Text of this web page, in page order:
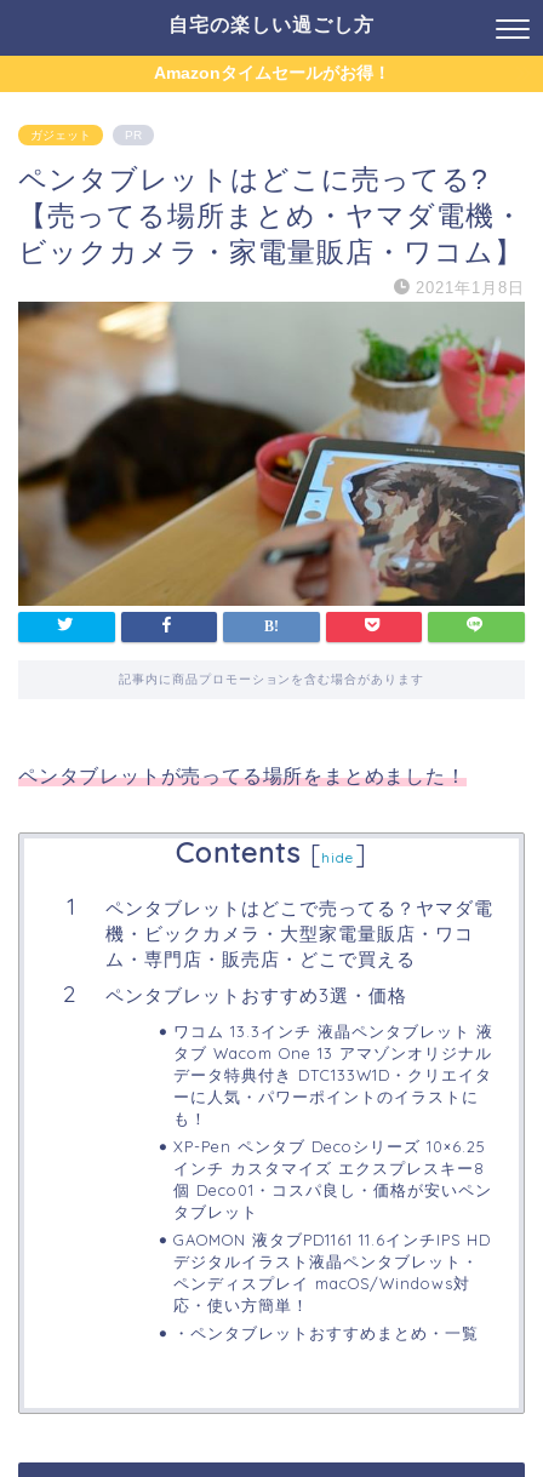
自宅の楽しい過ごし方
Amazonタイムセールがお得！
ガジェット PR
ペンタブレットはどこに売ってる?
【売ってる場所まとめ・ヤマダ電機・
ビックカメラ・家電量販店・ワコム】
2021年1月8日
記事内に商品プロモーションを含む場合があります
ペンタブレットが売ってる場所をまとめました！
Contents [hide ]
ペンタブレットはどこで売ってる？ヤマダ電
機・ビックカメラ・大型家電量販店・ワコ
ム・専門店・販売店・どこで買える
ペンタブレットおすすめ3選・価格
ワコム 13.3インチ 液晶ペンタブレット 液
タブ Wacom One 13 アマゾンオリジナル
データ特典付き DTC133W1D・クリエイタ
ーに人気・パワーポイントのイラストに
も！
XP-Pen ペンタブ Decoシリーズ 10×6.25
インチ カスタマイズ エクスプレスキー8
個 Deco01・コスパ良し・価格が安いペン
タブレット
GAOMON 液タブPD1161 11.6インチIPS HD
デジタルイラスト液晶ペンタブレット・
ペンディスプレイ macOS/Windows対
応・使い方簡単！
・ペンタブレットおすすめまとめ・一覧